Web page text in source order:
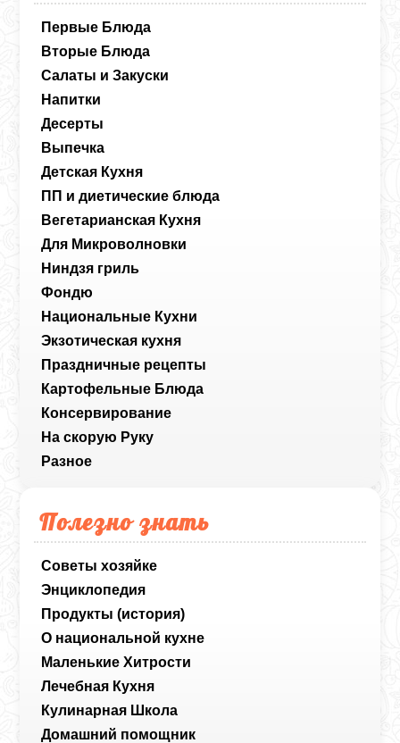
Первые Блюда
Вторые Блюда
Салаты и Закуски
Напитки
Десерты
Выпечка
Детская Кухня
ПП и диетические блюда
Вегетарианская Кухня
Для Микроволновки
Ниндзя гриль
Фондю
Национальные Кухни
Экзотическая кухня
Праздничные рецепты
Картофельные Блюда
Консервирование
На скорую Руку
Разное
Полезно знать
Советы хозяйке
Энциклопедия
Продукты (история)
О национальной кухне
Маленькие Хитрости
Лечебная Кухня
Кулинарная Школа
Домашний помощник